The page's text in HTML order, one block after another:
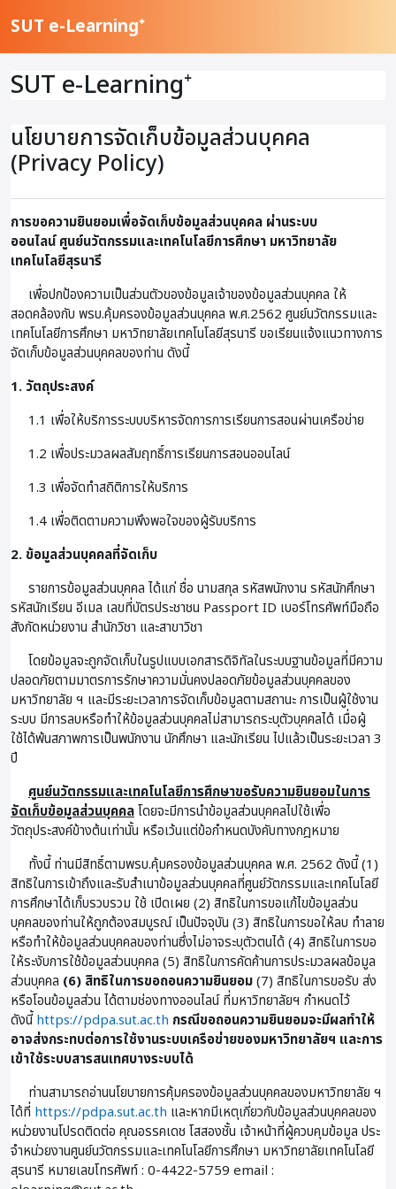
SUT e-Learning⁺
SUT e-Learning⁺
นโยบายการจัดเก็บข้อมูลส่วนบุคคล
(Privacy Policy)
การขอความยินยอมเพื่อจัดเก็บข้อมูลส่วนบุคคล ผ่านระบบ
ออนไลน์ศูนย์นวัตกรรมและเทคโนโลยีการศึกษา มหาวิทยาลัย
เทคโนโลยีสุรนารี
เพื่อปกป้องความเป็นส่วนตัวของข้อมูลเจ้าของข้อมูลส่วนบุคคล ให้
สอดคล้องกับ พรบ.คุ้มครองข้อมูลส่วนบุคคล พ.ศ.2562 ศูนย์นวัตกรรมและ
เทคโนโลยีการศึกษา มหาวิทยาลัยเทคโนโลยีสุรนารี ขอเรียนแจ้งแนวทางการ
จัดเก็บข้อมูลส่วนบุคคลของท่าน ดังนี้
1. วัตถุประสงค์
1.1 เพื่อให้บริการระบบบริหารจัดการการเรียนการสอนผ่านเครือข่าย
1.2 เพื่อประมวลผลสัมฤทธิ์การเรียนการสอนออนไลน์
1.3 เพื่อจัดทำสถิติการให้บริการ
1.4 เพื่อติดตามความพึงพอใจของผู้รับบริการ
2. ข้อมูลส่วนบุคคลที่จัดเก็บ
รายการข้อมูลส่วนบุคคล ได้แก่ ชื่อ นามสกุล รหัสพนักงาน รหัสนักศึกษา
รหัสนักเรียน อีเมล เลขที่บัตรประชาชน Passport ID เบอร์โทรศัพท์มือถือ
สังกัดหน่วยงาน สำนักวิชา และสาขาวิชา
โดยข้อมูลจะถูกจัดเก็บในรูปแบบเอกสารดิจิทัลในระบบฐานข้อมูลที่มีความ
ปลอดภัยตามมาตรการรักษาความมั่นคงปลอดภัยข้อมูลส่วนบุคคลของ
มหาวิทยาลัย ฯ และมีระยะเวลาการจัดเก็บข้อมูลตามสถานะ การเป็นผู้ใช้งาน
ระบบ มีการลบหรือทำให้ข้อมูลส่วนบุคคลไม่สามารถระบุตัวบุคคลได้ เมื่อผู้
ใช้ได้พ้นสภาพการเป็นพนักงาน นักศึกษา และนักเรียน ไปแล้วเป็นระยะเวลา 3
ปี
ศูนย์นวัตกรรมและเทคโนโลยีการศึกษาขอรับความยินยอมในการ
จัดเก็บข้อมูลส่วนบุคคลโดยจะมีการนำข้อมูลส่วนบุคคลไปใช้เพื่อ
วัตถุประสงค์ข้างต้นเท่านั้น หรือเว้นแต่ข้อกำหนดบังคับทางกฎหมาย
ทั้งนี้ ท่านมีสิทธิ์ตามพรบ.คุ้มครองข้อมูลส่วนบุคคล พ.ศ. 2562 ดังนี้ (1)
สิทธิในการเข้าถึงและรับสำเนาข้อมูลส่วนบุคคลที่ศูนย์วัตกรรมและเทคโนโลยี
การศึกษาได้เก็บรวบรวม ใช้ เปิดเผย (2) สิทธิในการขอแก้ไขข้อมูลส่วน
บุคคลของท่านให้ถูกต้องสมบูรณ์ เป็นปัจจุบัน (3) สิทธิในการขอให้ลบ ทำลาย
หรือทำให้ข้อมูลส่วนบุคคลของท่านซึ่งไม่อาจระบุตัวตนได้ (4) สิทธิในการขอ
ให้ระงับการใช้ข้อมูลส่วนบุคคล (5) สิทธิในการคัดค้านการประมวลผลข้อมูล
ส่วนบุคคล (6) สิทธิในการขอถอนความยินยอม(7) สิทธิในการขอรับ ส่ง
หรือโอนข้อมูลส่วน ได้ตามช่องทางออนไลน์ ที่มหาวิทยาลัยฯ กำหนดไว้
ดังนี้ https://pdpa.sut.ac.th กรณีขอถอนความยินยอมจะมีผลทำให้
อาจส่งกระทบต่อการใช้งานระบบเครือข่ายของมหาวิทยาลัยฯ และการ
เข้าใช้ระบบสารสนเทศบางระบบได้
ท่านสามารถอ่านนโยบายการคุ้มครองข้อมูลส่วนบุคคลของมหาวิทยาลัย ฯ
ได้ที่ https://pdpa.sut.ac.th และหากมีเหตุเกี่ยวกับข้อมูลส่วนบุคคลของ
หน่วยงานโปรดติดต่อ คุณอรรคเดช โสสองชั้น เจ้าหน้าที่ผู้ควบคุมข้อมูล ประ
จําหน่วยงานศูนย์นวัตกรรมและเทคโนโลยีการศึกษา มหาวิทยาลัยเทคโนโลยี
สุรนารี หมายเลขโทรศัพท์ : 0-4422-5759 email :